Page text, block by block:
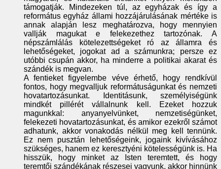
támogatják. Mindezeken túl, az egyházak és így a
református egyház állami hozzájárulásának mértéke is
annak alapján lesz meghatározva, hogy mennyien
vallják magukat e felekezethez tartozónak. A
népszámlálás kötelezettségeket ró az államra és
lehetőségeket, jogokat ad a számunkra; persze ez
utóbbi csupán akkor, ha minderre a politikai akarat és
szándék is megvan.
A fentieket figyelembe véve érhető, hogy rendkívül
fontos, hogy megvalljuk reformátuságunkat és nemzeti
hovatartozásunkat. Identitásunk, személyiségünk
mindkét pillérét vállalnunk kell. Ezeket hozzuk
magunkkal: anyanyelvünket, nemzetiségünket,
felekezeti hovatartozásunkat, és amikor ezekről számot
adhatunk, akkor vonakodás nélkül meg kell tennünk.
Ez nem pusztán lehetőségeink, jogaink kivívásához
szükséges, hanem ez keresztyéni kötelességünk is. Ha
hisszük, hogy minket az Isten teremtett, és hogy
teremtői szándékának részesei vagyunk, akkor hinnünk